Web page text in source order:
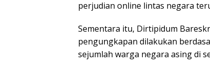
perjudian online lintas negara
Sementara itu, Dirtipidum
pengungkapan dilakukan
sejumlah warga negara asing di